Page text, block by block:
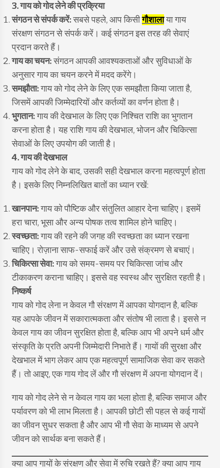
3. गाय को गोद लेने की प्रक्रिया
संगठन से संपर्क करें:सबसे पहले, आप किसीगौशालाया गाय
संरक्षण संगठन से संपर्क करें। कई संगठन इस तरह की सेवाएं
प्रदान करते हैं।
गाय का चयन:संगठन आपकी आवश्यकताओं और सुविधाओं के
अनुसार गाय का चयन करने में मदद करेंगे।
समझौता:गाय को गोद लेने के लिए एक समझौता किया जाता है,
जिसमें आपकी जिम्मेदारियों और कर्तव्यों का वर्णन होता है।
भुगतान:गाय की देखभाल के लिए एक निश्चित राशि का भुगतान
करना होता है। यह राशि गाय की देखभाल, भोजन और चिकित्सा
सेवाओं के लिए उपयोग की जाती है।
4. गाय की देखभाल
गाय को गोद लेने के बाद, उसकी सही देखभाल करना महत्वपूर्ण होता
है। इसके लिए निम्नलिखित बातों का ध्यान रखें:
खानपान:गाय को पौष्टिक और संतुलित आहार देना चाहिए। इसमें
हरा चारा, भूसा और अन्य पोषक तत्व शामिल होने चाहिए।
स्वच्छता:गाय की रहने की जगह की स्वच्छता का ध्यान रखना
चाहिए। रोज़ाना साफ-सफाई करें और उसे संक्रमण से बचाएं।
चिकित्सा सेवा:गाय को समय-समय पर चिकित्सा जांच और
टीकाकरण कराना चाहिए। इससे वह स्वस्थ और सुरक्षित रहती है।
निष्कर्ष
गाय को गोद लेना न केवल गौ संरक्षण में आपका योगदान है, बल्कि
यह आपके जीवन में सकारात्मकता और संतोष भी लाता है। इससे न
केवल गाय का जीवन सुरक्षित होता है, बल्कि आप भी अपने धर्म और
संस्कृति के प्रति अपनी जिम्मेदारी निभाते हैं। गायों की सुरक्षा और
देखभाल में भाग लेकर आप एक महत्वपूर्ण सामाजिक सेवा कर सकते
हैं। तो आइए, एक गाय गोद लें और गौ संरक्षण में अपना योगदान दें।
गाय को गोद लेने से न केवल गाय का भला होता है, बल्कि समाज और
पर्यावरण को भी लाभ मिलता है। आपकी छोटी सी पहल से कई गायों
का जीवन सुधर सकता है और आप भी गौ सेवा के माध्यम से अपने
जीवन को सार्थक बना सकते हैं।
क्या आप गायों के संरक्षण और सेवा में रुचि रखते हैं? क्या आप गाय